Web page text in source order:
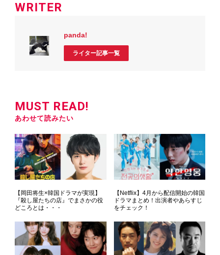
WRITER
panda!
ライター記事一覧
MUST READ!
あわせて読みたい
【岡田将生×韓国ドラマが実現】
『殺し屋たちの店』でまさかの役
どころとは・・・
【Netflix】4月から配信開始の韓国
ドラマまとめ！出演者やあらすじ
をチェック！